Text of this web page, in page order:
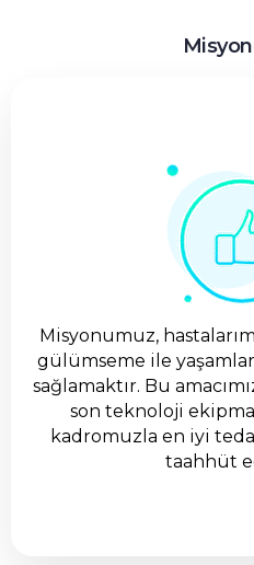
Misyonumuz,
gülümseme ile
sağlamaktır. Bu
son teknoloji
kadromuzla en iyi
taahhüt